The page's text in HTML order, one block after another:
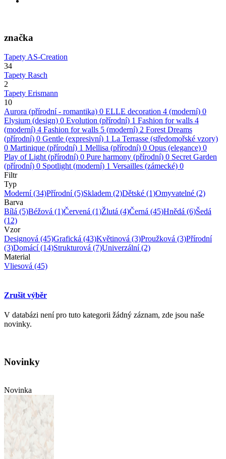
značka
Tapety AS-Creation
34
Tapety Rasch
2
Tapety Erismann
10
Aurora (přírodní - romantika) 0 ELLE decoration 4 (moderní) 0
Elysium (design) 0 Evolution (přírodní) 1 Fashion for walls 4
(moderní) 4 Fashion for walls 5 (moderní) 2 Forest Dreams
(přírodní) 0 Gentle (expresivní) 1 La Terrasse (středomořské vzory)
0 Martinique (přírodní) 1 Mellisa (přírodní) 0 Opus (elegance) 0
Play of Light (přírodní) 0 Pure harmony (přírodní) 0 Secret Garden
(přírodní) 0 Spotlight (moderní) 1 Versailles (zámecké) 0
Filtr
Typ
Moderní(34)Přírodní(5)Skladem (2)Dětské (1)Omyvatelné (2)
Barva
Bílá (5)Béžová (1)Červená (1)Žlutá (4)Černá (45)Hnědá (6)Šedá
(12)
Vzor
Designová (45)Grafická (43)Květinová (3)Proužková (3)Přírodní
(3)Domácí(14)Strukturová (7)Univerzální(2)
Material
Vliesová (45)
Zrušit výběr
V databázi není pro tuto kategorii žádný záznam, zde jsou naše
novinky.
Novinky
Novinka